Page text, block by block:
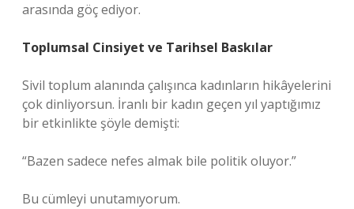
arasında göç ediyor.
Toplumsal Cinsiyet ve Tarihsel Baskılar
Sivil toplum alanında çalışınca kadınların hikâyelerini
çok dinliyorsun. İranlı bir kadın geçen yıl yaptığımız
bir etkinlikte şöyle demişti:
“Bazen sadece nefes almak bile politik oluyor.”
Bu cümleyi unutamıyorum.